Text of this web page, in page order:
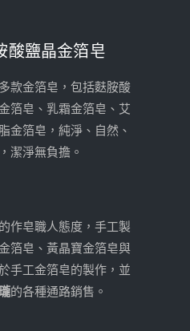
酸鹽晶金箔皂
款金箔皂，包括麩胺酸
箔皂、乳霜金箔皂、艾
金箔皂，純淨、自然、
潔淨無負擔。
作皂職人態度，手工製
箔皂、黃晶寶金箔皂與
手工金箔皂的製作，並
的各種通路銷售。